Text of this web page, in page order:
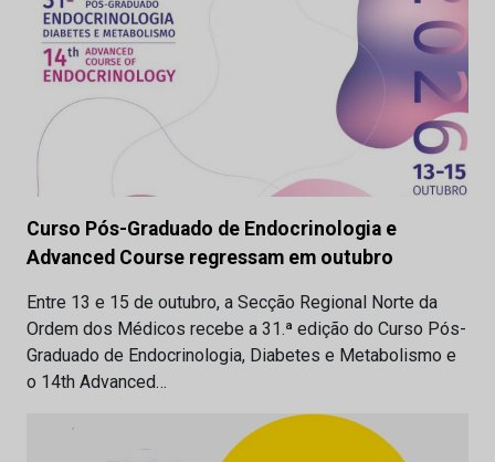
Curso Pós-Graduado de Endocrinologia e
Advanced Course regressam em outubro
Entre 13 e 15 de outubro, a Secção Regional Norte da
Ordem dos Médicos recebe a 31.ª edição do Curso Pós-
Graduado de Endocrinologia, Diabetes e Metabolismo e
o 14th Advanced…